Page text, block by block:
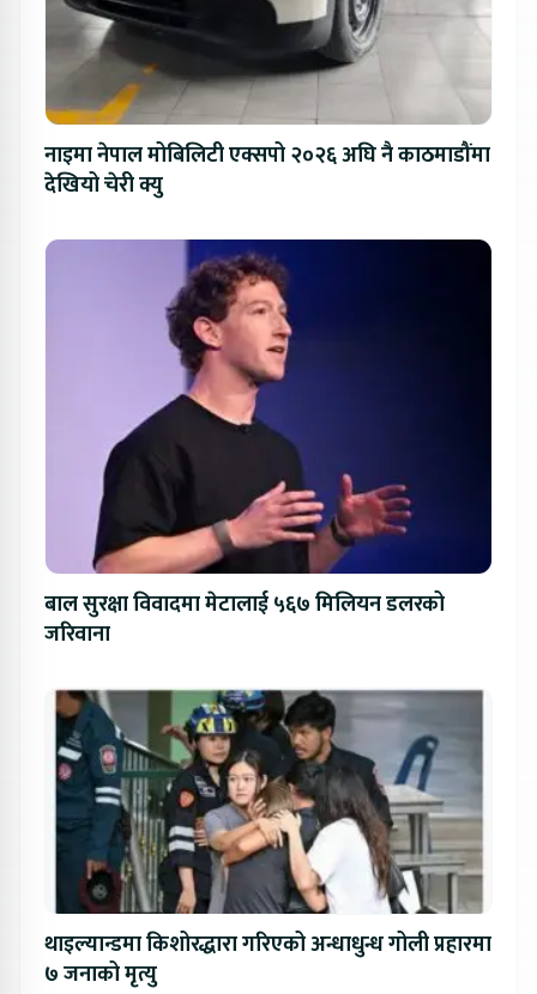
नाइमा नेपाल मोबिलिटी एक्सपो २०२६ अघि नै काठमाडौंमा
देखियो चेरी क्यु
बाल सुरक्षा विवादमा मेटालाई ५६७ मिलियन डलरको
जरिवाना
थाइल्यान्डमा किशोरद्धारा गरिएको अन्धाधुन्ध गोली प्रहारमा
७ जनाको मृत्यु